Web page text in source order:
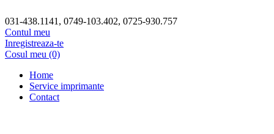
031-438.1141, 0749-103.402, 0725-930.757
Contul meu
Inregistreaza-te
Cosul meu (0)
Home
Service imprimante
Contact